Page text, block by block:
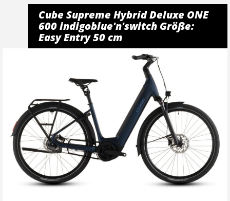
Cube Supreme Hybrid Deluxe ONE
600 indigoblue'n'switch Größe:
Easy Entry 50 cm